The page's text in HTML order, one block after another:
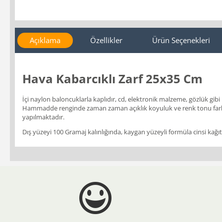
Açıklama Özellikler Ürün Seçenekleri
Hava Kabarcıklı Zarf 25x35 Cm
İçi naylon baloncuklarla kaplıdır, cd, elektronik malzeme, gözlük
Hammadde renginde zaman zaman açıklık koyuluk ve renk tonu
yapılmaktadır.
Dış yüzeyi 100 Gramaj kalınlığında, kaygan yüzeyli formüla cinsi